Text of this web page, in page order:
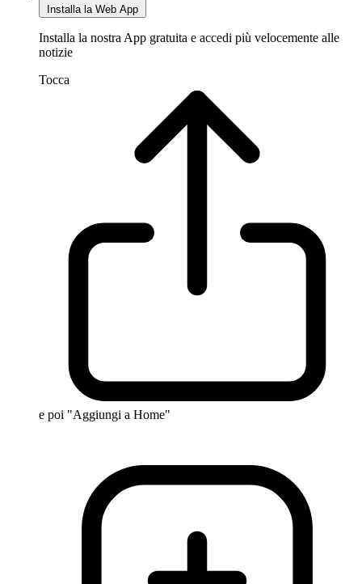
Installa la Web App
Installa la nostra App gratuita e accedi più velocemente alle
notizie
Tocca
e poi "Aggiungi a Home"